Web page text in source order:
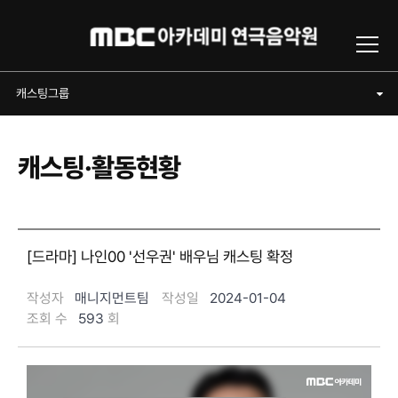
캐스팅그룹
캐스팅·활동현황
[드라마] 나인00 '선우권' 배우님 캐스팅 확정
작성자 매니지먼트팀 작성일
2024-01-04
조회 수
593 회